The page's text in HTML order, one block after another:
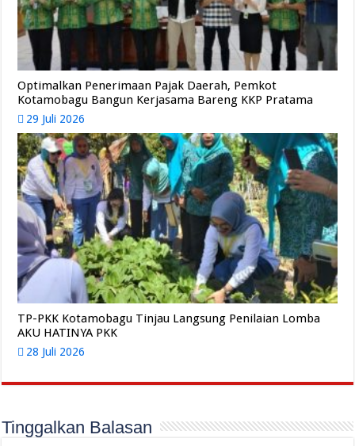
Optimalkan Penerimaan Pajak Daerah, Pemkot
Kotamobagu Bangun Kerjasama Bareng KKP Pratama
29 Juli 2026
TP-PKK Kotamobagu Tinjau Langsung Penilaian Lomba
AKU HATINYA PKK
28 Juli 2026
Tinggalkan Balasan